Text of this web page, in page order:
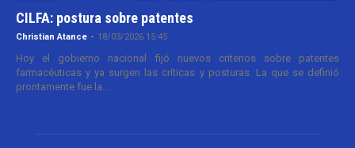
CILFA: postura sobre patentes
Christian Atance - 18/03/2026 15:45
Hoy el gobierno nacional fijó nuevos criterios sobre patentes
farmacéuticas y ya surgen las críticas y posturas. La que se definió
prontamente fue la...